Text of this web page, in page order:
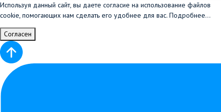
Используя данный сайт, вы даете согласие на использование файлов
cookie, помогающих нам сделать его удобнее для вас. Подробнее...
Согласен